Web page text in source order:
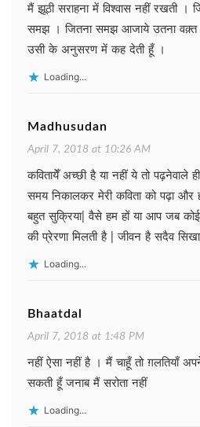
मैं झूठी सराहना में विश्वास नहीं रखती ।
समझ । जितना समझ आजाये उतना
उसी के अनुसरण में कह देती हूँ ।
Loading...
Madhusudan
April 7, 2018 at 10:26 AM
कवितायेँ अच्छी है या नहीं ये तो पढ़नेवाले
समय निकालकर मेरी कविता को पढ़ा और
बहुत सुक्रिया| वैसे हम हों या आप जब
की प्रेरणा मिलती है | जीवन है सदैव
Loading...
Bhaatdal
April 7, 2018 at 1:48 PM
नहीं ऐसा नहीं है । मैं चाहूँ तो ग़लतियाँ
सकती हूँ जनाब मैं सरोता नहीं
Loading...